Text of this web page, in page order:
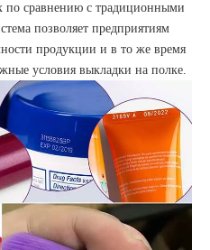
по сравнению с традиционными
позволяет предприятиям
продукции и в то же время
условия выкладки на полке.